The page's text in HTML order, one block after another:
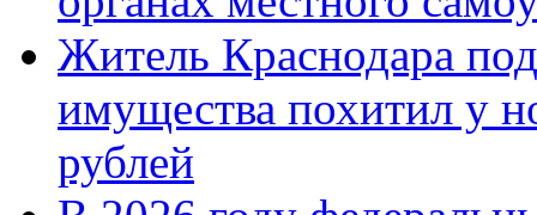
Житель Краснодара
имущества похитил у
рублей